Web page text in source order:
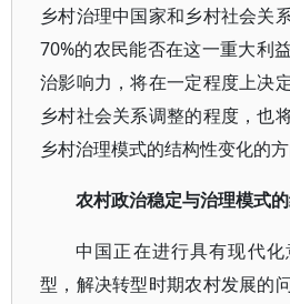
乡村治理中国家和乡村社会关
70%的农民能否在这一重大利
治影响力，将在一定程度上决
乡村社会关系调整的程度，也
乡村治理模式的结构性变化的方
农村政治稳定与治理模式
中国正在进行具有现代
型，解决转型时期农村发展的